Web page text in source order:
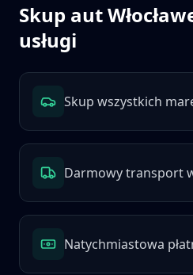
Skup aut
usługi
Skup wszystkich
Darmowy transport
Natychmiastowa